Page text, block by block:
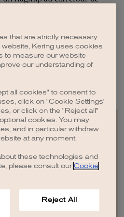
FR IT CN JP
PLAN DU SITE
LÉGALES
that are strictly necessary
website, Kering uses cookies
to measure our website
our understanding of
all cookies" to consent to
click on "Cookie Settings"
or click on the "Reject all"
cookies. You may
and in particular withdraw
at any moment.
these technologies and
please consult our Cookie
Reject All